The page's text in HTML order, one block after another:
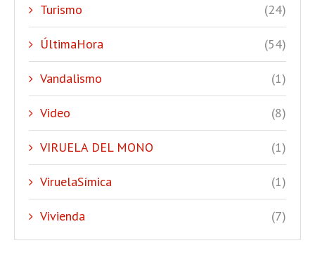
Turismo (24)
ÚltimaHora (54)
Vandalismo (1)
Video (8)
VIRUELA DEL MONO (1)
ViruelaSímica (1)
Vivienda (7)